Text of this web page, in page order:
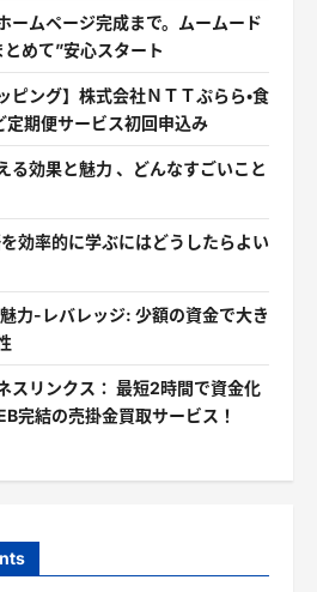
ームページ完成まで。ムームード
めて”安心スタート
ピング】株式会社ＮＴＴぷらら・食
定期便サービス初回申込み
る効果と魅力 、どんなすごいこと
を効率的に学ぶにはどうしたらよい
力-レバレッジ: 少額の資金で大き
スリンクス： 最短2時間で資金化
完結の売掛金買取サービス！